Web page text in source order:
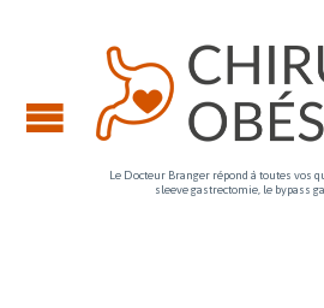
Le Docteur Branger répond à toutes vos
sleeve gastrectomie, le bypass